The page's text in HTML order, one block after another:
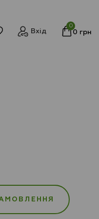
Вхід 0 грн
0